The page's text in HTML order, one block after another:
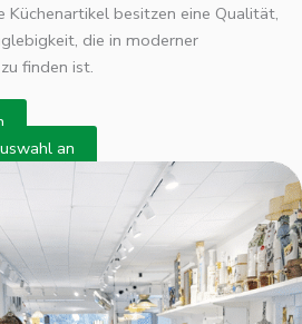
Küchenartikel besitzen eine Qualität,
die in moderner
finden ist.
an